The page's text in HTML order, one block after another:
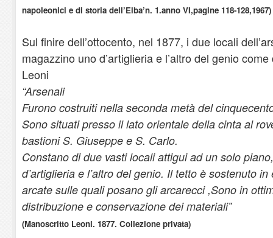
napoleonici e di storia dell’Elba’n. 1.anno VI,pagine 118-128,1967)
Sul finire dell’ottocento, nel 1877, i due locali
magazzino uno d’artiglieria e l’altro del genio
Leoni
“Arsenali
Furono costruiti nella seconda metà del
Sono situati presso il lato orientale della cinta al
bastioni S. Giuseppe e S. Carlo.
Constano di due vasti locali attigui ad un solo
d’artiglieria e l’altro del genio. Il tetto è sostenuto
arcate sulle quali posano gli arcarecci ,Sono in
distribuzione e conservazione dei materiali”
(Manoscritto Leoni. 1877. Collezione privata)